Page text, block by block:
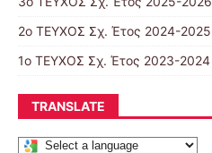
2ο ΤΕΥΧΟΣ Σχ. Έτος 2024-2025
1ο ΤΕΥΧΟΣ Σχ. Έτος 2023-2024
TRANSLATE